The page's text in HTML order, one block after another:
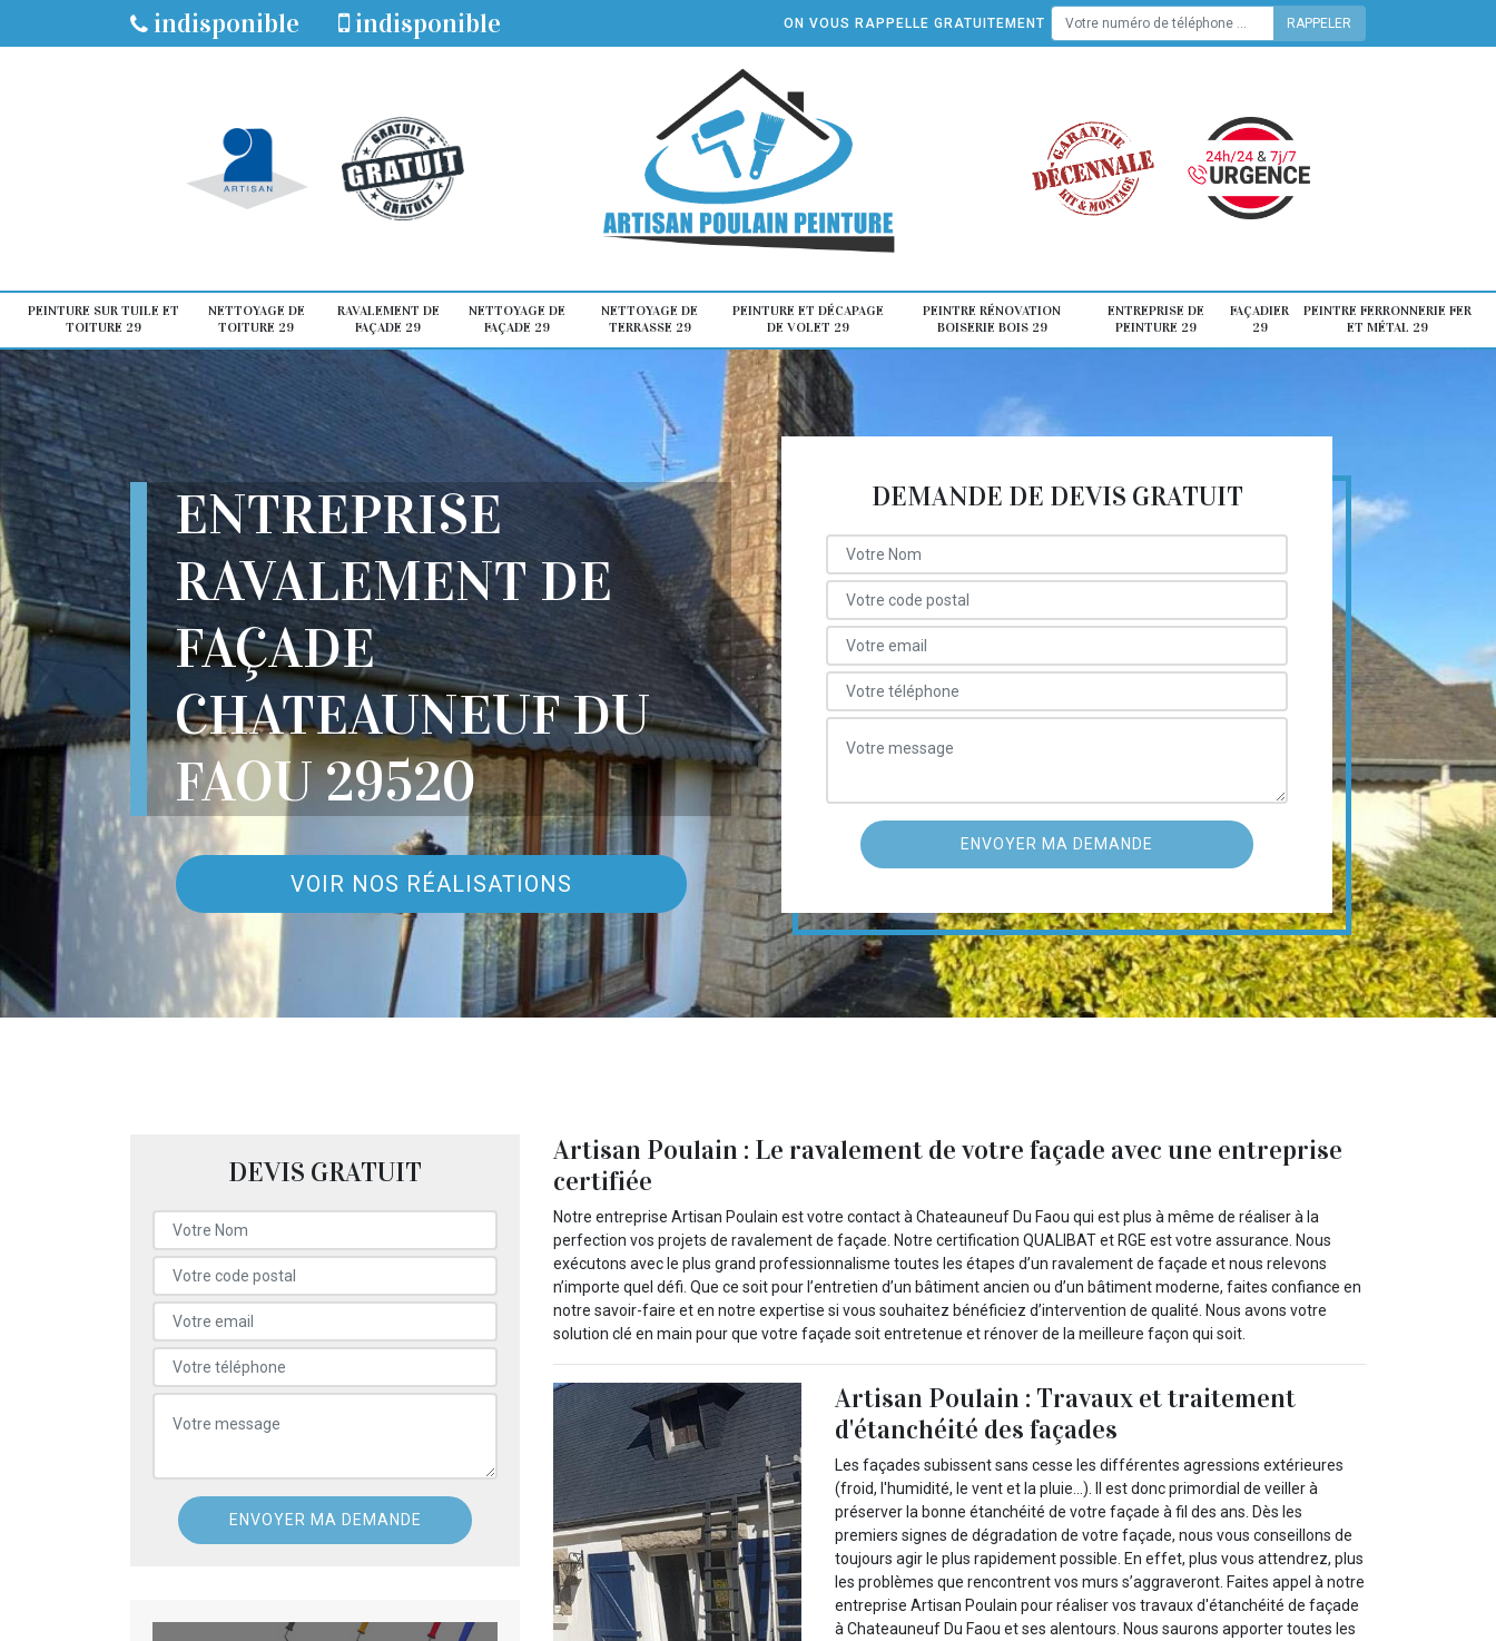
indisponible indisponible ON VOUS RAPPELLE GRATUITEMENT
PEINTURE SUR TUILE ET
TOITURE 29
NETTOYAGE DE
TOITURE 29
RAVALEMENT DE
FAÇADE 29
NETTOYAGE DE
FAÇADE 29
NETTOYAGE DE
TERRASSE 29
PEINTURE ET DÉCAPAGE
DE VOLET 29
PEINTRE RÉNOVATION
BOISERIE BOIS 29
ENTREPRISE DE
PEINTURE 29
FAÇADIER
29
PEINTRE FERRONNERIE FER
ET MÉTAL 29
ENTREPRISE
RAVALEMENT DE
FAÇADE
CHATEAUNEUF DU
FAOU 29520
VOIR NOS RÉALISATIONS
DEMANDE DE DEVIS GRATUIT
DEVIS GRATUIT
Artisan Poulain : Le ravalement de votre façade avec une entreprise
certifiée
Notre entreprise Artisan Poulain est votre contact à Chateauneuf Du Faou qui est plus à même de réaliser à la
perfection vos projets de ravalement de façade. Notre certification QUALIBAT et RGE est votre assurance. Nous
exécutons avec le plus grand professionnalisme toutes les étapes d’un ravalement de façade et nous relevons
n’importe quel défi. Que ce soit pour l’entretien d’un bâtiment ancien ou d’un bâtiment moderne, faites confiance en
notre savoir-faire et en notre expertise si vous souhaitez bénéficiez d’intervention de qualité. Nous avons votre
solution clé en main pour que votre façade soit entretenue et rénover de la meilleure façon qui soit.
Artisan Poulain : Travaux et traitement
d'étanchéité des façades
Les façades subissent sans cesse les différentes agressions extérieures
(froid, l'humidité, le vent et la pluie…). Il est donc primordial de veiller à
préserver la bonne étanchéité de votre façade à fil des ans. Dès les
premiers signes de dégradation de votre façade, nous vous conseillons de
toujours agir le plus rapidement possible. En effet, plus vous attendrez, plus
les problèmes que rencontrent vos murs s’aggraveront. Faites appel à notre
entreprise Artisan Poulain pour réaliser vos travaux d'étanchéité de façade
à Chateauneuf Du Faou et ses alentours. Nous saurons apporter toutes les